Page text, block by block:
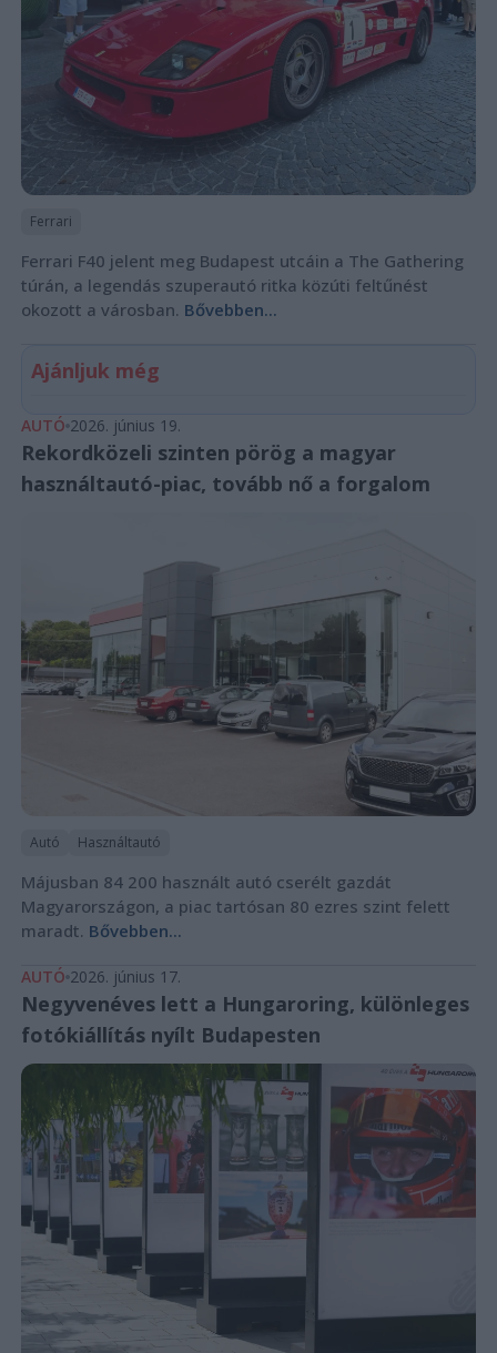
Ferrari
Ferrari F40 jelent meg Budapest utcáin a The Gathering
túrán, a legendás szuperautó ritka közúti feltűnést
okozott a városban. Bővebben...
Ajánljuk még
AUTÓ 2026. június 19.
Rekordközeli szinten pörög a magyar
használtautó-piac, tovább nő a forgalom
Autó Használtautó
Májusban 84 200 használt autó cserélt gazdát
Magyarországon, a piac tartósan 80 ezres szint felett
maradt. Bővebben...
AUTÓ 2026. június 17.
Negyvenéves lett a Hungaroring, különleges
fotókiállítás nyílt Budapesten